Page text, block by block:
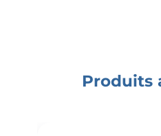
Produits